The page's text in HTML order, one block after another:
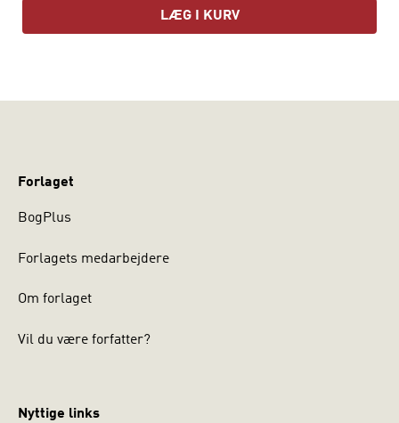
LÆG I KURV
Forlaget
BogPlus
Forlagets medarbejdere
Om forlaget
Vil du være forfatter?
Nyttige links